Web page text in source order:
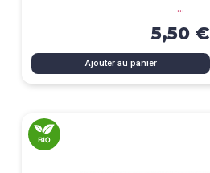
...
5,50 €
Ajouter au panier